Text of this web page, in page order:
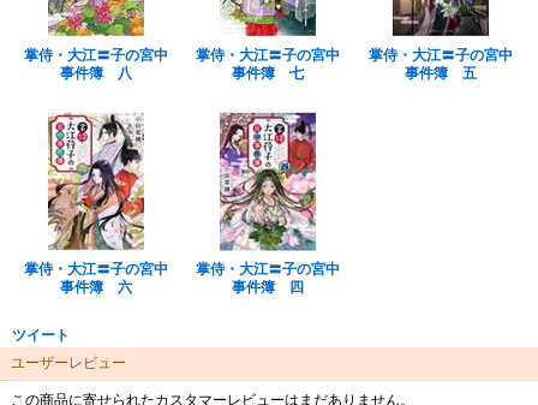
掌侍・大江〓子の宮中
事件簿 八
掌侍・大江〓子の宮中
事件簿 七
掌侍・大江〓子の宮中
事件簿 五
掌侍・大江〓子の宮中
事件簿 六
掌侍・大江〓子の宮中
事件簿 四
ツイート
ユーザーレビュー
この商品に寄せられたカスタマーレビューはまだありません。